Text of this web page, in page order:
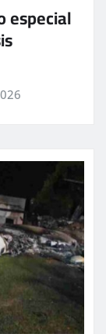
especial